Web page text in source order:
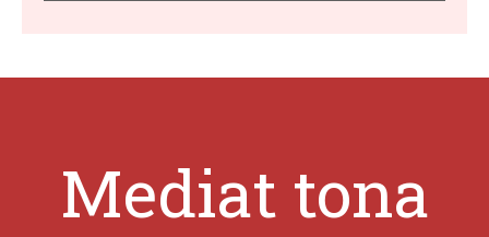
Mediat tona